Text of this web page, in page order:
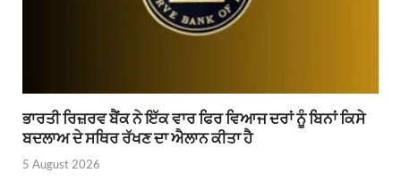
ਭਾਰਤੀ ਰਿਜ਼ਰਵ ਬੈਂਕ ਨੇ ਇੱਕ ਵਾਰ ਫਿਰ ਵਿਆਜ ਦਰਾਂ ਨੂੰ ਬਿਨਾਂ ਕਿਸੇ
ਬਦਲਾਅ ਦੇ ਸਥਿਰ ਰੱਖਣ ਦਾ ਐਲਾਨ ਕੀਤਾ ਹੈ
5 August 2026